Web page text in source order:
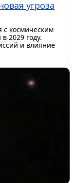
угроза
с космическим
2029 году.
и влияние